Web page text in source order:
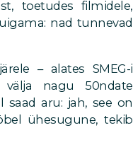
toetudes filmidele,
nad tunnevad
– alates SMEG-i
välja nagu 50ndate
saad aru: jah, see on
ühesugune, tekib